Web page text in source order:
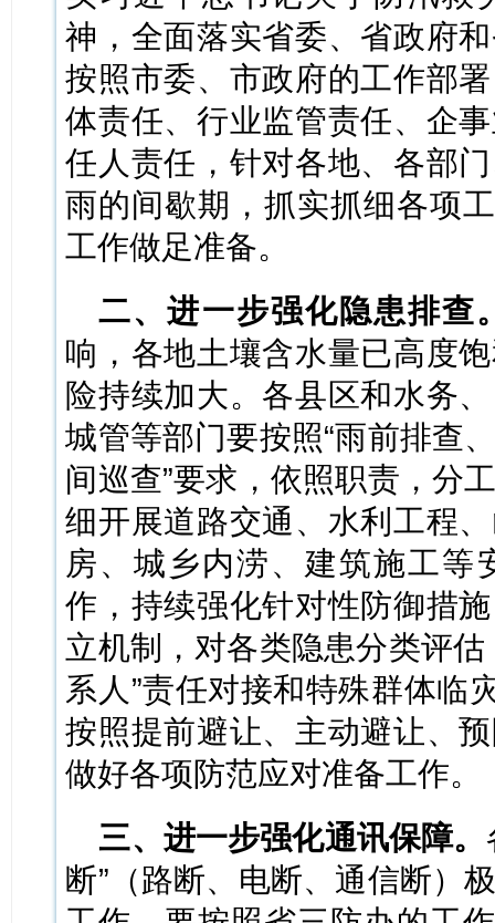
神，全面落实省委、省政府
按照市委、市政府的工作部
体责任、行业监管责任、企
任人责任，针对各地、各部
雨的间歇期，抓实抓细各项
工作做足准备。
二、进一步强化隐患排查
响，各地土壤含水量已高度
险持续加大。各县区和水务
城管等部门要按照“雨前排查
间巡查”要求，依照职责，分
细开展道路交通、水利工程
房、城乡内涝、建筑施工等
作，持续强化针对性防御措
立机制，对各类隐患分类评
系人”责任对接和特殊群体临
按照提前避让、主动避让、
做好各项防范应对准备工作。
三、进一步强化通讯保障。
断”（路断、电断、通信断）